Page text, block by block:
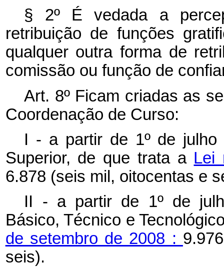
§ 2º É vedada a
retribuição de funções
qualquer outra forma de
comissão ou função de
Art. 8º Ficam criadas as
Coordenação de Curso:
I - a partir de 1º de julho
Superior, de que trata a Lei
6.878 (seis mil, oitocentas e
II - a partir de 1º de
Básico, Técnico e
de setembro de 2008 :
seis).